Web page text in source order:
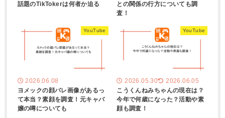
話題のTikTokerは何者か迫る
との関係の行方についても調
査！
YouTube
2026.06.08
ヨメックの顔バレ画像があるっ
て本当？素顔を調査！元キャバ
嬢の噂についても
YouTube
2026.05.30 2026.06.05
こうくんねみちゃんの現在は？
今年で何歳になった？活動や素
顔も調査！